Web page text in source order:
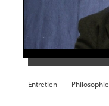
Entretien Philosophie